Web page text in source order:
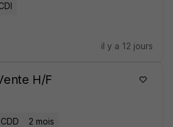
il y a 12 jours
H/F
CDD 2 mois